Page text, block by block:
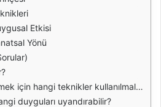
Etkisi
Yönü
için hangi teknikler kullanılmalıdır?
duyguları uyandırabilir?